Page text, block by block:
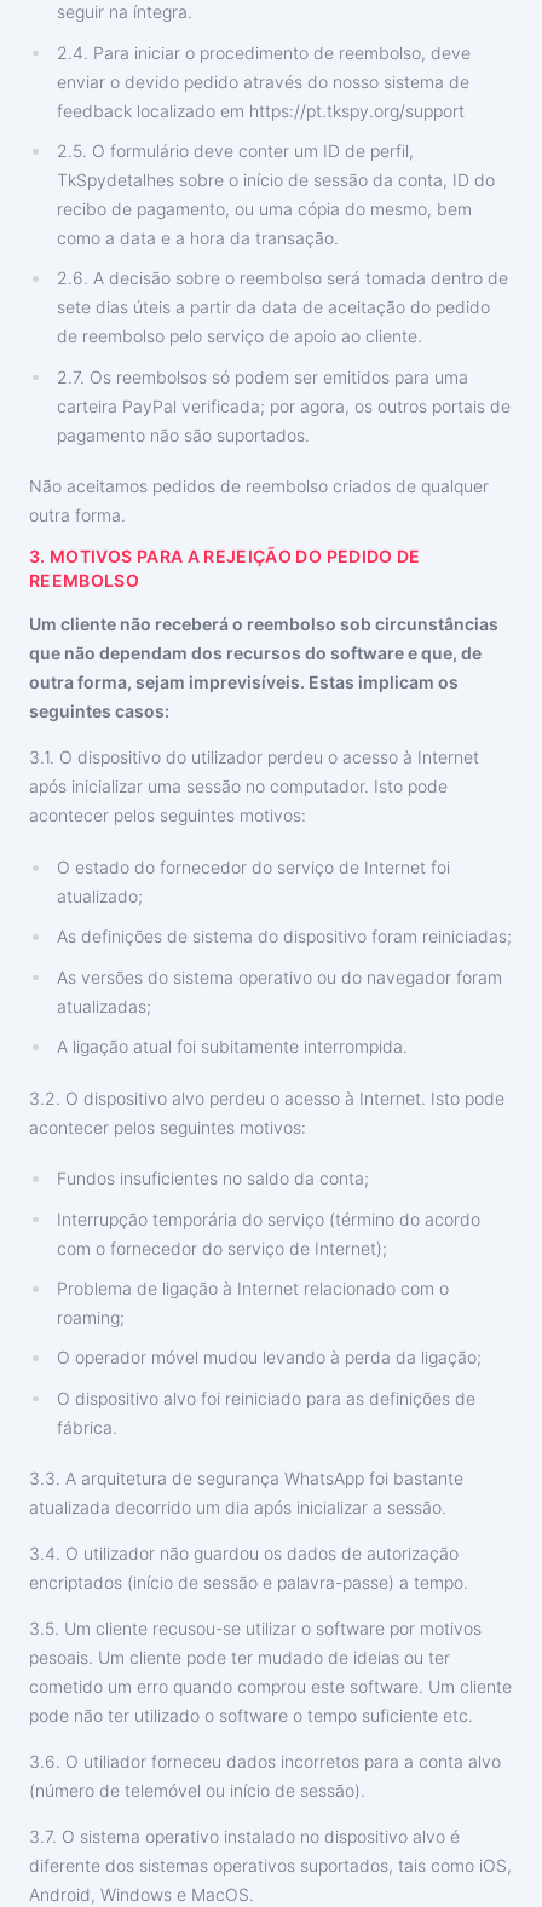
seguir na íntegra.
2.4. Para iniciar o procedimento de reembolso, deve
enviar o devido pedido através do nosso sistema de
feedback localizado em https://pt.tkspy.org/support
2.5. O formulário deve conter um ID de perfil,
TkSpydetalhes sobre o início de sessão da conta, ID do
recibo de pagamento, ou uma cópia do mesmo, bem
como a data e a hora da transação.
2.6. A decisão sobre o reembolso será tomada dentro de
sete dias úteis a partir da data de aceitação do pedido
de reembolso pelo serviço de apoio ao cliente.
2.7. Os reembolsos só podem ser emitidos para uma
carteira PayPal verificada; por agora, os outros portais de
pagamento não são suportados.
Não aceitamos pedidos de reembolso criados de qualquer
outra forma.
3. MOTIVOS PARA A REJEIÇÃO DO PEDIDO DE
REEMBOLSO
Um cliente não receberá o reembolso sob circunstâncias
que não dependam dos recursos do software e que, de
outra forma, sejam imprevisíveis. Estas implicam os
seguintes casos:
3.1. O dispositivo do utilizador perdeu o acesso à Internet
após inicializar uma sessão no computador. Isto pode
acontecer pelos seguintes motivos:
O estado do fornecedor do serviço de Internet foi
atualizado;
As definições de sistema do dispositivo foram reiniciadas;
As versões do sistema operativo ou do navegador foram
atualizadas;
A ligação atual foi subitamente interrompida.
3.2. O dispositivo alvo perdeu o acesso à Internet. Isto pode
acontecer pelos seguintes motivos:
Fundos insuficientes no saldo da conta;
Interrupção temporária do serviço (término do acordo
com o fornecedor do serviço de Internet);
Problema de ligação à Internet relacionado com o
roaming;
O operador móvel mudou levando à perda da ligação;
O dispositivo alvo foi reiniciado para as definições de
fábrica.
3.3. A arquitetura de segurança WhatsApp foi bastante
atualizada decorrido um dia após inicializar a sessão.
3.4. O utilizador não guardou os dados de autorização
encriptados (início de sessão e palavra-passe) a tempo.
3.5. Um cliente recusou-se utilizar o software por motivos
pesoais. Um cliente pode ter mudado de ideias ou ter
cometido um erro quando comprou este software. Um cliente
pode não ter utilizado o software o tempo suficiente etc.
3.6. O utiliador forneceu dados incorretos para a conta alvo
(número de telemóvel ou início de sessão).
3.7. O sistema operativo instalado no dispositivo alvo é
diferente dos sistemas operativos suportados, tais como iOS,
Android, Windows e MacOS.